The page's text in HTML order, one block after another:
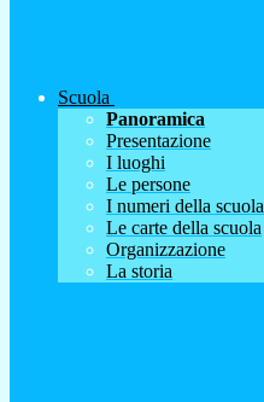
Scuola
Panoramica
Presentazione
I luoghi
Le persone
I numeri della scuola
Le carte della scuola
Organizzazione
La storia